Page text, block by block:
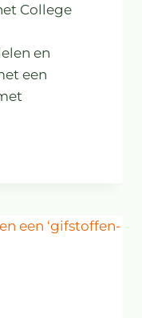
College
en
een